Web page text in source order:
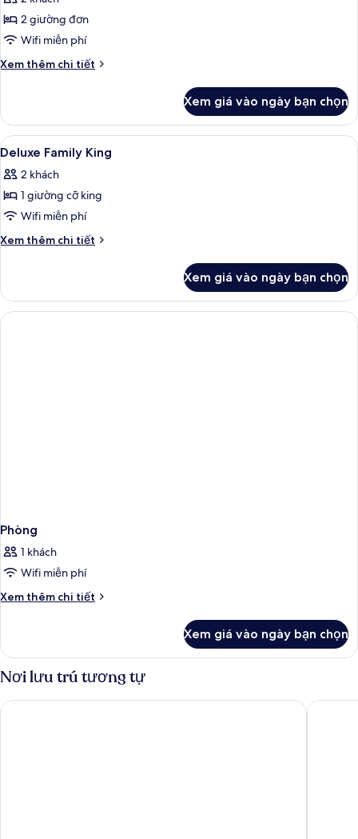
View)
cả
ảnh
Deluxe
Twin
2 giường đơn
Wifi miễn phí
Xem thêm chi tiết
Chi
Deluxe
Twin
Xem giá vào ngày bạn chọn
Xem
tất
cả
ảnh
Deluxe
Family
Chăn bông, két bảo mật tại phòng,
4
Deluxe Family King
2 khách
1 giường cỡ king
Wifi miễn phí
Xem thêm chi tiết
Chi
Deluxe
Family
King
Xem giá vào ngày bạn chọn
Phòng
1 khách
Wifi miễn phí
Xem thêm chi tiết
Chi
Phòng
Xem giá vào ngày bạn chọn
Nơi lưu trú tương tự
Hotel Berlin, Berlin, a member of Radisson IndividualsScandic